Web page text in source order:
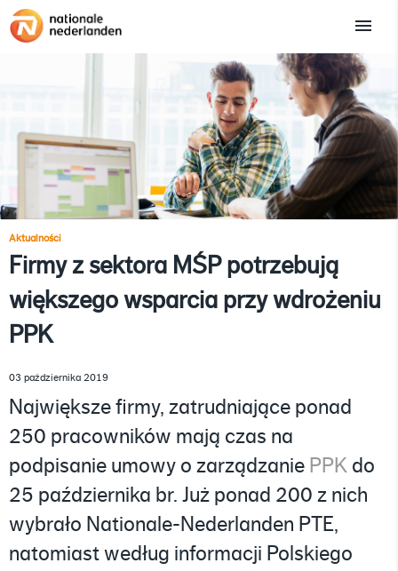
Aktualności
Firmy z sektora MŚP potrzebują
większego wsparcia przy wdrożeniu
PPK
03 października 2019
Największe firmy, zatrudniające ponad
250 pracowników mają czas na
podpisanie umowy o zarządzanie PPK do
25 października br. Już ponad 200 z nich
wybrało Nationale-Nederlanden PTE,
natomiast według informacji Polskiego